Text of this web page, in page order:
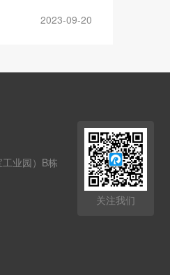
2023-09-20
业园）B栋
关注我们